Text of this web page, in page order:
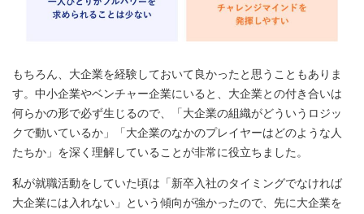
もちろん、大企業を経験しておいて良かったと思うこともありま
す。中小企業やベンチャー企業にいると、大企業との付き合いは
何らかの形で必ず生じるので、「大企業の組織がどういうロジッ
クで動いているか」「大企業のなかのプレイヤーはどのような人
たちか」を深く理解していることが非常に役立ちました。
私が就職活動をしていた頃は「新卒入社のタイミングでなければ
大企業には入れない」という傾向が強かったので、先に大企業を